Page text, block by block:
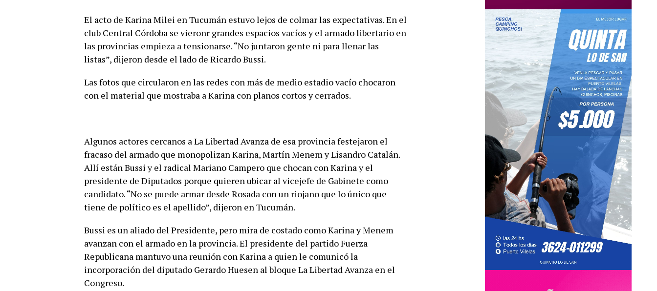
El acto de Karina Milei en Tucumán estuvo lejos de colmar las expectativas. En el
club Central Córdoba se vieronr grandes espacios vacíos y el armado libertario en
las provincias empieza a tensionarse. “No juntaron gente ni para llenar las
listas”, dijeron desde el lado de Ricardo Bussi.
Las fotos que circularon en las redes con más de medio estadio vacío chocaron
con el material que mostraba a Karina con planos cortos y cerrados.
Algunos actores cercanos a La Libertad Avanza de esa provincia festejaron el
fracaso del armado que monopolizan Karina, Martín Menem y Lisandro Catalán.
Allí están Bussi y el radical Mariano Campero que chocan con Karina y el
presidente de Diputados porque quieren ubicar al vicejefe de Gabinete como
candidato. “No se puede armar desde Rosada con un riojano que lo único que
tiene de político es el apellido”, dijeron en Tucumán.
Bussi es un aliado del Presidente, pero mira de costado como Karina y Menem
avanzan con el armado en la provincia. El presidente del partido Fuerza
Republicana mantuvo una reunión con Karina a quien le comunicó la
incorporación del diputado Gerardo Huesen al bloque La Libertad Avanza en el
Congreso.